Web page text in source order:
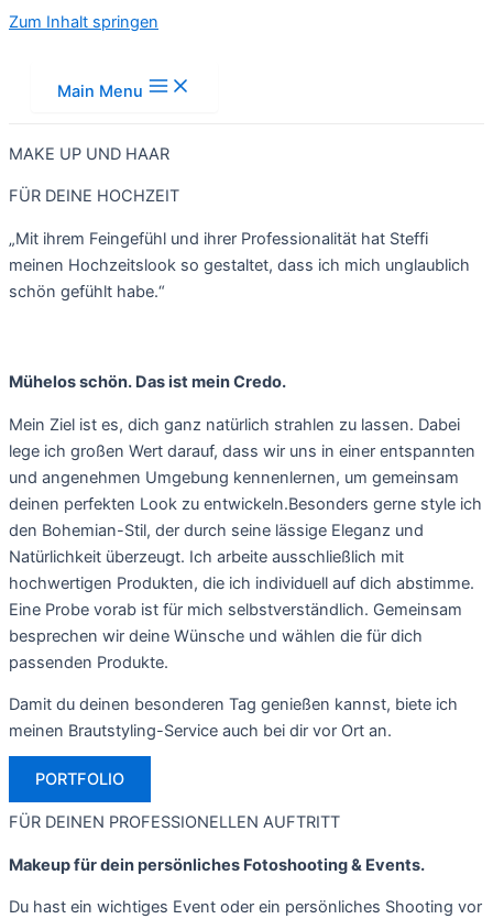
Zum Inhalt springen
Main Menu
MAKE UP UND HAAR
FÜR DEINE HOCHZEIT
„Mit ihrem Feingefühl und ihrer Professionalität hat Steffi
meinen Hochzeitslook so gestaltet, dass ich mich unglaublich
schön gefühlt habe.“
Mühelos schön. Das ist mein Credo.
Mein Ziel ist es, dich ganz natürlich strahlen zu lassen. Dabei
lege ich großen Wert darauf, dass wir uns in einer entspannten
und angenehmen Umgebung kennenlernen, um gemeinsam
deinen perfekten Look zu entwickeln.Besonders gerne style ich
den Bohemian-Stil, der durch seine lässige Eleganz und
Natürlichkeit überzeugt. Ich arbeite ausschließlich mit
hochwertigen Produkten, die ich individuell auf dich abstimme.
Eine Probe vorab ist für mich selbstverständlich. Gemeinsam
besprechen wir deine Wünsche und wählen die für dich
passenden Produkte.
Damit du deinen besonderen Tag genießen kannst, biete ich
meinen Brautstyling-Service auch bei dir vor Ort an.
PORTFOLIO
FÜR DEINEN PROFESSIONELLEN AUFTRITT
Makeup für dein persönliches Fotoshooting & Events.
Du hast ein wichtiges Event oder ein persönliches Shooting vor